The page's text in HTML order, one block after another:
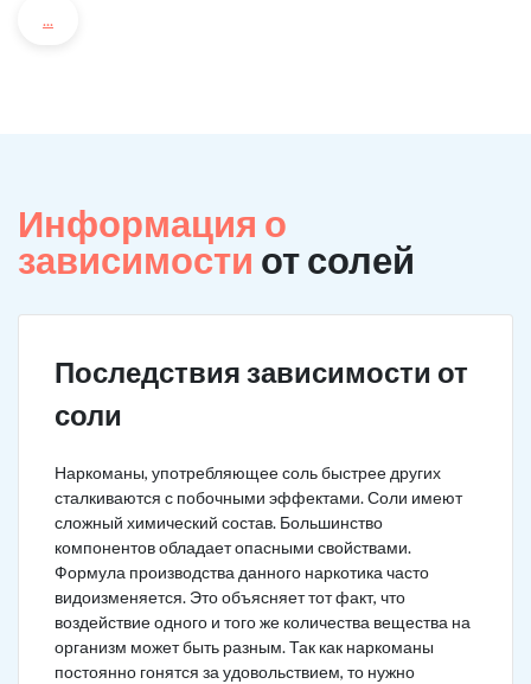
...
Информация о
зависимости от солей
Последствия зависимости от
соли
Наркоманы, употребляющее соль быстрее других
сталкиваются с побочными эффектами. Соли имеют
сложный химический состав. Большинство
компонентов обладает опасными свойствами.
Формула производства данного наркотика часто
видоизменяется. Это объясняет тот факт, что
воздействие одного и того же количества вещества на
организм может быть разным. Так как наркоманы
постоянно гонятся за удовольствием, то нужно